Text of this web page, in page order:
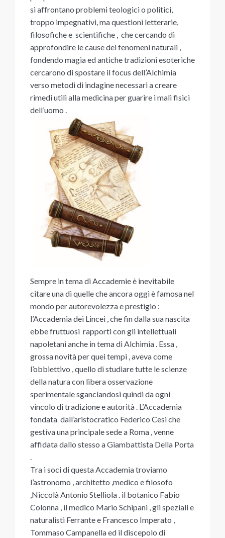
si affrontano problemi teologici o politici,
troppo impegnativi, ma questioni letterarie,
filosofiche e scientifiche , che cercando di
approfondire le cause dei fenomeni naturali ,
fondendo magia ed antiche tradizioni esoteriche
cercarono di spostare il focus dell’Alchimia
verso metodi di indagine necessari a creare
rimedi utili alla medicina per guarire i mali fisici
dell’uomo .
Sempre in tema di Accademie è inevitabile
citare una di quelle che ancora oggi è famosa nel
mondo per autorevolezza e prestigio :
l’Accademia dei Lincei , che fin dalla sua nascita
ebbe fruttuosi rapporti con gli intellettuali
napoletani anche in tema di Alchimia . Essa ,
grossa novità per quei tempi , aveva come
l’obbiettivo , quello di studiare tutte le scienze
della natura con libera osservazione
sperimentale sganciandosi quindi da ogni
vincolo di tradizione e autorità . L’Accademia
fondata dall’aristocratico Federico Cesi che
gestiva una principale sede a Roma , venne
affidata dallo stesso a Giambattista Della Porta
.
Tra i soci di questa Accademia troviamo
l’astronomo , architetto ,medico e filosofo
,Niccolà Antonio Stelliola . il botanico Fabio
Colonna , il medico Mario Schipani , gli speziali e
naturalisti Ferrante e Francesco Imperato ,
Tommaso Campanella ed il discepolo di